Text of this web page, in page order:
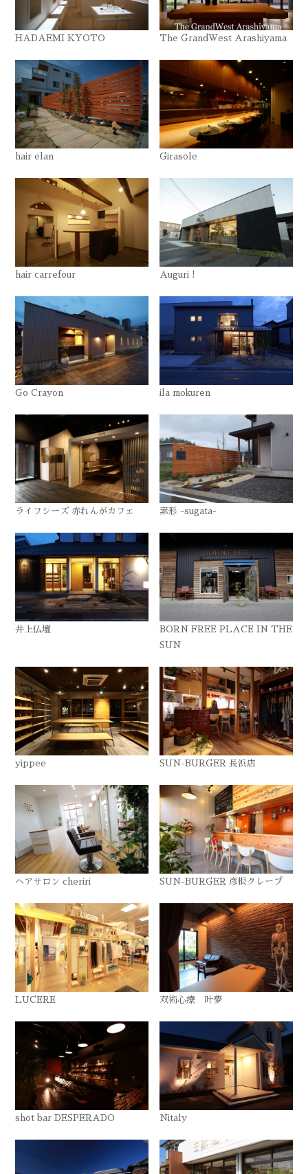
HADAEMI KYOTO The GrandWest Arashiyama
hair elan Girasole
hair carrefour Auguri !
Go Crayon ila mokuren
ライフシーズ 赤れんがカフェ 素形 -sugata-
井上仏壇
BORN FREE PLACE IN THE
SUN
yippee SUN-BURGER 長浜店
ヘアサロン cheriri SUN-BURGER 彦根クレープ
LUCERE 双術心療 叶夢
shot bar DESPERADO Nitaly